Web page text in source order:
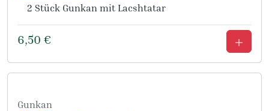
2 Stück Gunkan mit Lacshtatar
6,50 €
Gunkan